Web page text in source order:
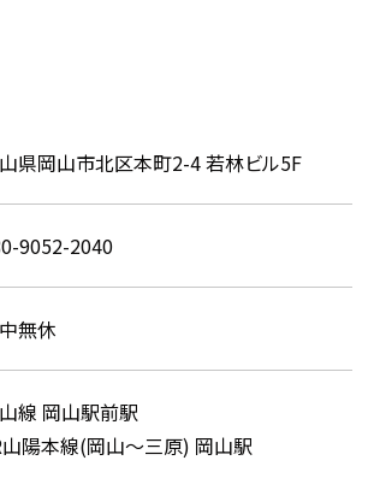
県岡山市北区本町2-4 若林ビル5F
9052-2040
無休
線 岡山駅前駅
陽本線(岡山～三原) 岡山駅